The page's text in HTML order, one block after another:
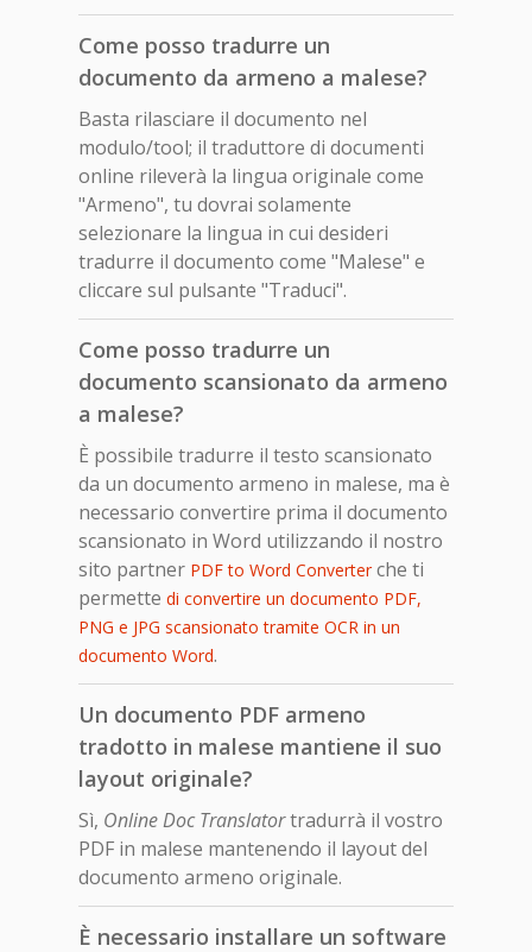
Come posso tradurre un
documento da armeno a malese?
Basta rilasciare il documento nel
modulo/tool; il traduttore di documenti
online rileverà la lingua originale come
"Armeno", tu dovrai solamente
selezionare la lingua in cui desideri
tradurre il documento come "Malese" e
cliccare sul pulsante "Traduci".
Come posso tradurre un
documento scansionato da armeno
a malese?
È possibile tradurre il testo scansionato
da un documento armeno in malese, ma è
necessario convertire prima il documento
scansionato in Word utilizzando il nostro
sito partner PDF to Word Converterche ti
permette di convertire un documento PDF,
PNG e JPG scansionato tramite OCR in un
documento Word.
Un documento PDF armeno
tradotto in malese mantiene il suo
layout originale?
Sì, Online Doc Translatortradurrà il vostro
PDF in malese mantenendo il layout del
documento armeno originale.
È necessario installare un software